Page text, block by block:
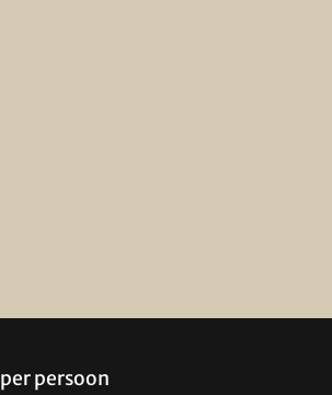
per persoon